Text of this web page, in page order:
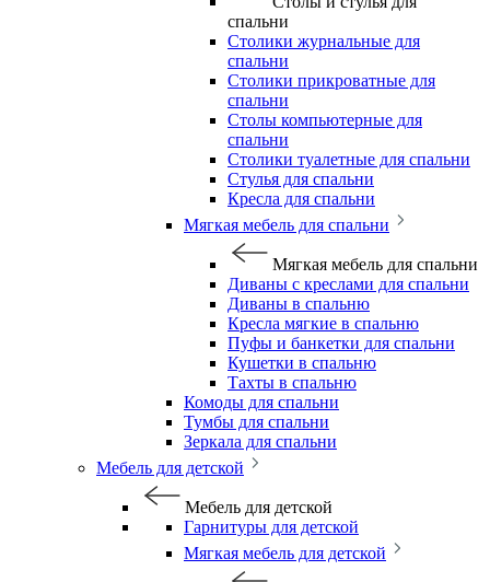
спальни
Столики журнальные для
спальни
Столики прикроватные для
спальни
Столы компьютерные для
спальни
Столики туалетные для спальни
Стулья для спальни
Кресла для спальни
Мягкая мебель для спальни
Мягкая мебель для спальни
Диваны с креслами для спальни
Диваны в спальню
Кресла мягкие в спальню
Пуфы и банкетки для спальни
Кушетки в спальню
Тахты в спальню
Комоды для спальни
Тумбы для спальни
Зеркала для спальни
Мебель для детской
Мебель для детской
Гарнитуры для детской
Мягкая мебель для детской